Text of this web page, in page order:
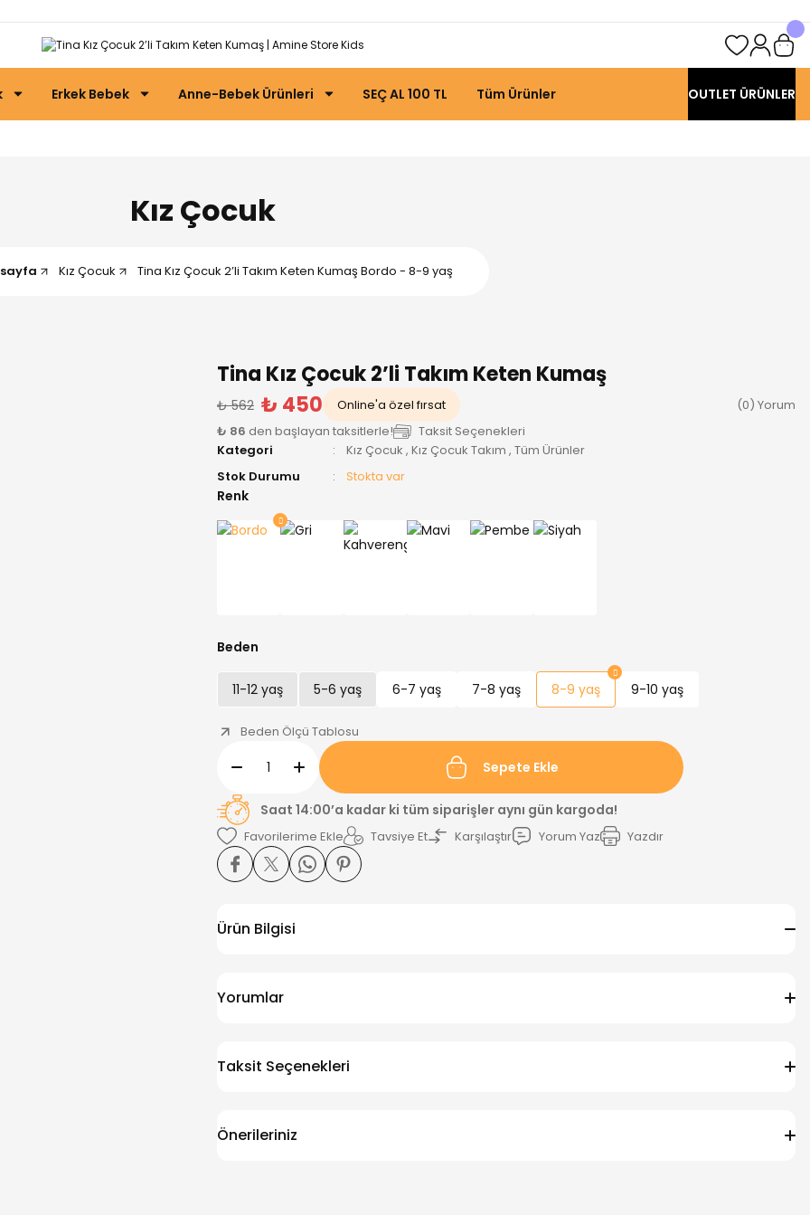
Erkek Bebek Anne-Bebek Ürünleri SEÇ AL 100 TL Tüm Ürünler OUTLET ÜRÜNLER
Kız Çocuk
Kız Çocuk Tina Kız Çocuk 2’li Takım Keten Kumaş Bordo - 8-9 yaş
Tina Kız Çocuk 2’li Takım Keten Kumaş
₺ 562 ₺ 450 Online'a özel fırsat
(0) Yorum
₺ 86 den başlayan taksitlerle!
Taksit Seçenekleri
Kategori
Kız Çocuk , Kız Çocuk Takım , Tüm Ürünler
Stok Durumu
Stokta var
Renk
Beden
11-12 yaş 5-6 yaş 6-7 yaş 7-8 yaş 8-9 yaş 9-10 yaş
Beden Ölçü Tablosu
Sepete Ekle
Saat 14:00’a kadar ki tüm siparişler aynı gün kargoda!
Tavsiye Et Karşılaştır Yorum Yaz Yazdır
Ürün Bilgisi
Yorumlar
Taksit Seçenekleri
Önerileriniz